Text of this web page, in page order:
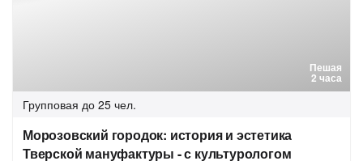
Пешая
2 часа
Групповая до 25 чел.
Морозовский городок: история и эстетика
Тверской мануфактуры - с культурологом